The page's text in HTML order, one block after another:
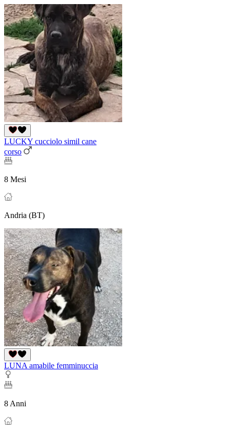
LUCKY cucciolo simil cane
corso
8 Mesi
Andria (BT)
LUNA amabile femminuccia
8 Anni